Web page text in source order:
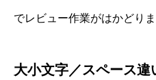
でレビュー作業がはかどりま
大小文字／スペース